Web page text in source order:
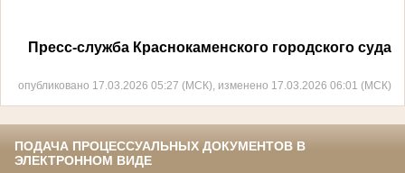
Пресс-служба Краснокаменского городского суда
опубликовано 17.03.2026 05:27 (МСК), изменено 17.03.2026 06:01 (МСК)
ПОДАЧА ПРОЦЕССУАЛЬНЫХ ДОКУМЕНТОВ В
ЭЛЕКТРОННОМ ВИДЕ